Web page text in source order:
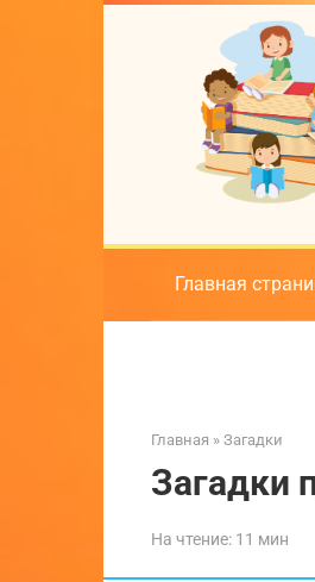
Главная
Главная » Загадки
Загадки
На чтение: 11 мин